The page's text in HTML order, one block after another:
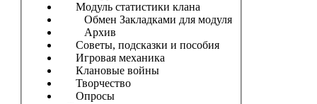
Модуль статистики клана
Обмен Закладками для модуля
Архив
Советы, подсказки и пособия
Игровая механика
Клановые войны
Творчество
Опросы